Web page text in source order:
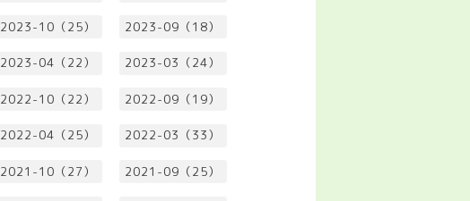
2023-10（25） 2023-09（18）
2023-04（22） 2023-03（24）
2022-10（22） 2022-09（19）
2022-04（25） 2022-03（33）
2021-10（27） 2021-09（25）